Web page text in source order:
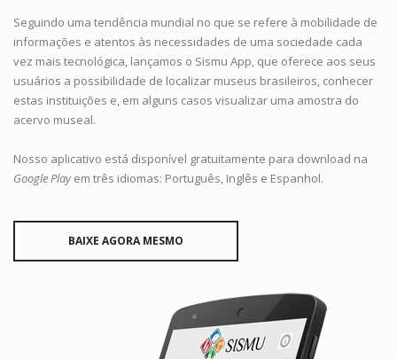
Seguindo uma tendência mundial no que se refere à mobilidade de
informações e atentos às necessidades de uma sociedade cada
vez mais tecnológica, lançamos o Sismu App, que oferece aos seus
usuários a possibilidade de localizar museus brasileiros, conhecer
estas instituições e, em alguns casos visualizar uma amostra do
acervo museal.
Nosso aplicativo está disponível gratuitamente para download na
Google Playem três idiomas: Português, Inglês e Espanhol.
BAIXE AGORA MESMO